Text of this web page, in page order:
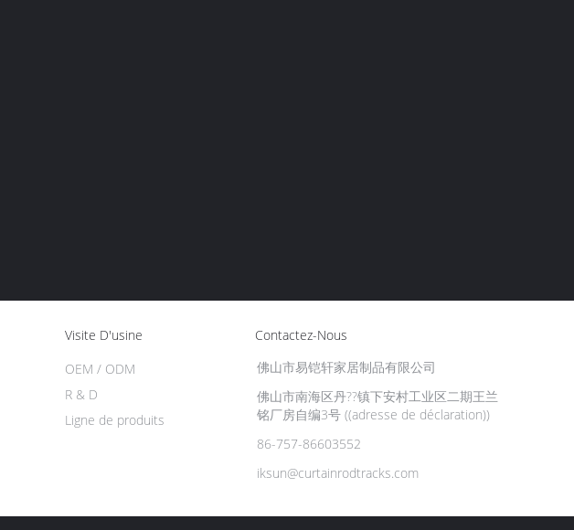
Visite D'usine
Ligne de produits
OEM / ODM
R & D
Contactez-Nous
佛山市易铠轩家居制品有限公司
佛山市南海区丹??镇下安村工业区二期王兰
铭厂房自编3号 ((adresse de déclaration))
86-757-86603552
iksun@curtainrodtracks.com